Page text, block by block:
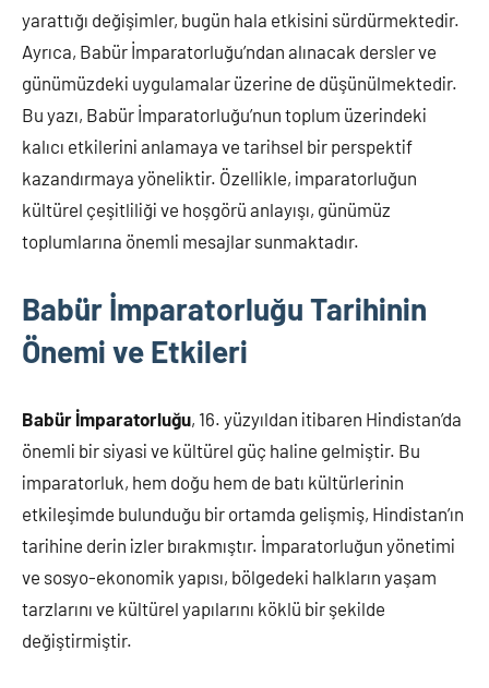
yarattığı değişimler, bugün hala etkisini sürdürmektedir.
Ayrıca, Babür İmparatorluğu’ndan alınacak dersler ve
günümüzdeki uygulamalar üzerine de düşünülmektedir.
Bu yazı, Babür İmparatorluğu’nun toplum üzerindeki
kalıcı etkilerini anlamaya ve tarihsel bir perspektif
kazandırmaya yöneliktir. Özellikle, imparatorluğun
kültürel çeşitliliği ve hoşgörü anlayışı, günümüz
toplumlarına önemli mesajlar sunmaktadır.
Babür İmparatorluğu Tarihinin
Önemi ve Etkileri
Babür İmparatorluğu, 16. yüzyıldan itibaren Hindistan’da
önemli bir siyasi ve kültürel güç haline gelmiştir. Bu
imparatorluk, hem doğu hem de batı kültürlerinin
etkileşimde bulunduğu bir ortamda gelişmiş, Hindistan’ın
tarihine derin izler bırakmıştır. İmparatorluğun yönetimi
ve sosyo-ekonomik yapısı, bölgedeki halkların yaşam
tarzlarını ve kültürel yapılarını köklü bir şekilde
değiştirmiştir.